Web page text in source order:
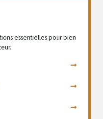
essentielles pour bien